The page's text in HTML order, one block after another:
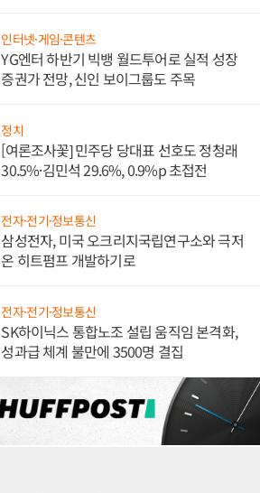
인터넷·게임·콘텐츠
YG엔터 하반기 빅뱅 월드투어로 실적 성장
증권가 전망, 신인 보이그룹도 주목
정치
[여론조사꽃] 민주당 당대표 선호도 정청래
30.5%·김민석 29.6%, 0.9%p 초접전
전자·전기·정보통신
삼성전자, 미국 오크리지국립연구소와 극저
온 히트펌프 개발하기로
전자·전기·정보통신
SK하이닉스 통합노조 설립 움직임 본격화,
성과급 체계 불만에 3500명 결집